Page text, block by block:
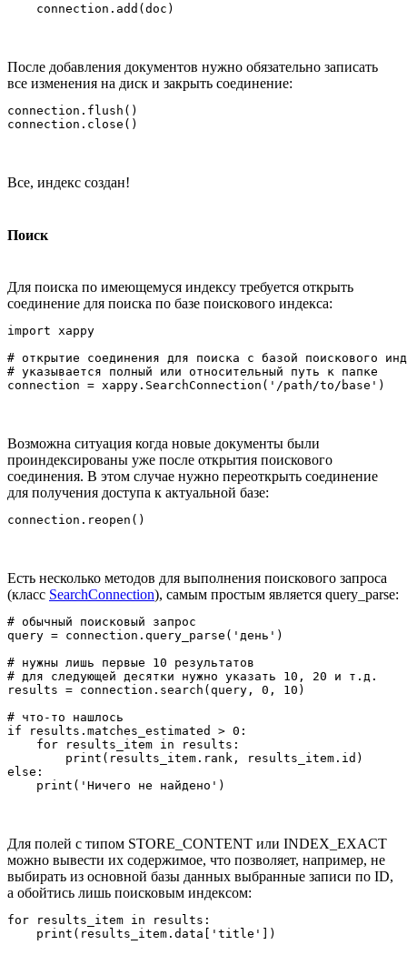
    connection.add(doc)
После добавления документов нужно обязательно записать
все изменения на диск и закрыть соединение:
connection.flush()
connection.close()
Все, индекс создан!
Поиск
Для поиска по имеющемуся индексу требуется открыть
соединение для поиска по базе поискового индекса:
import xappy
# открытие соединения для поиска с базой поискового
# указывается полный или относительный путь к папке
connection = xappy.SearchConnection('/path/to/base')
Возможна ситуация когда новые документы были
проиндексированы уже после открытия поискового
соединения. В этом случае нужно переоткрыть соединение
для получения доступа к актуальной базе:
connection.reopen()
Есть несколько методов для выполнения поискового запроса
(класс SearchConnection), самым простым является query_parse:
# обычный поисковый запрос
query = connection.query_parse('день')
# нужны лишь первые 10 результатов
# для следующей десятки нужно указать 10, 20 и т.д.
results = connection.search(query, 0, 10)
# что-то нашлось
if results.matches_estimated > 0:
    for results_item in results:
        print(results_item.rank, results_item.id)
else:
    print('Ничего не найдено')
Для полей с типом STORE_CONTENT или INDEX_EXACT
можно вывести их содержимое, что позволяет, например, не
выбирать из основной базы данных выбранные записи по ID,
а обойтись лишь поисковым индексом:
for results_item in results:
    print(results_item.data['title'])